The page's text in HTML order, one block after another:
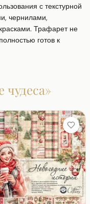
с текстурной
чернилами,
Трафарет не
готов к
чудеса»